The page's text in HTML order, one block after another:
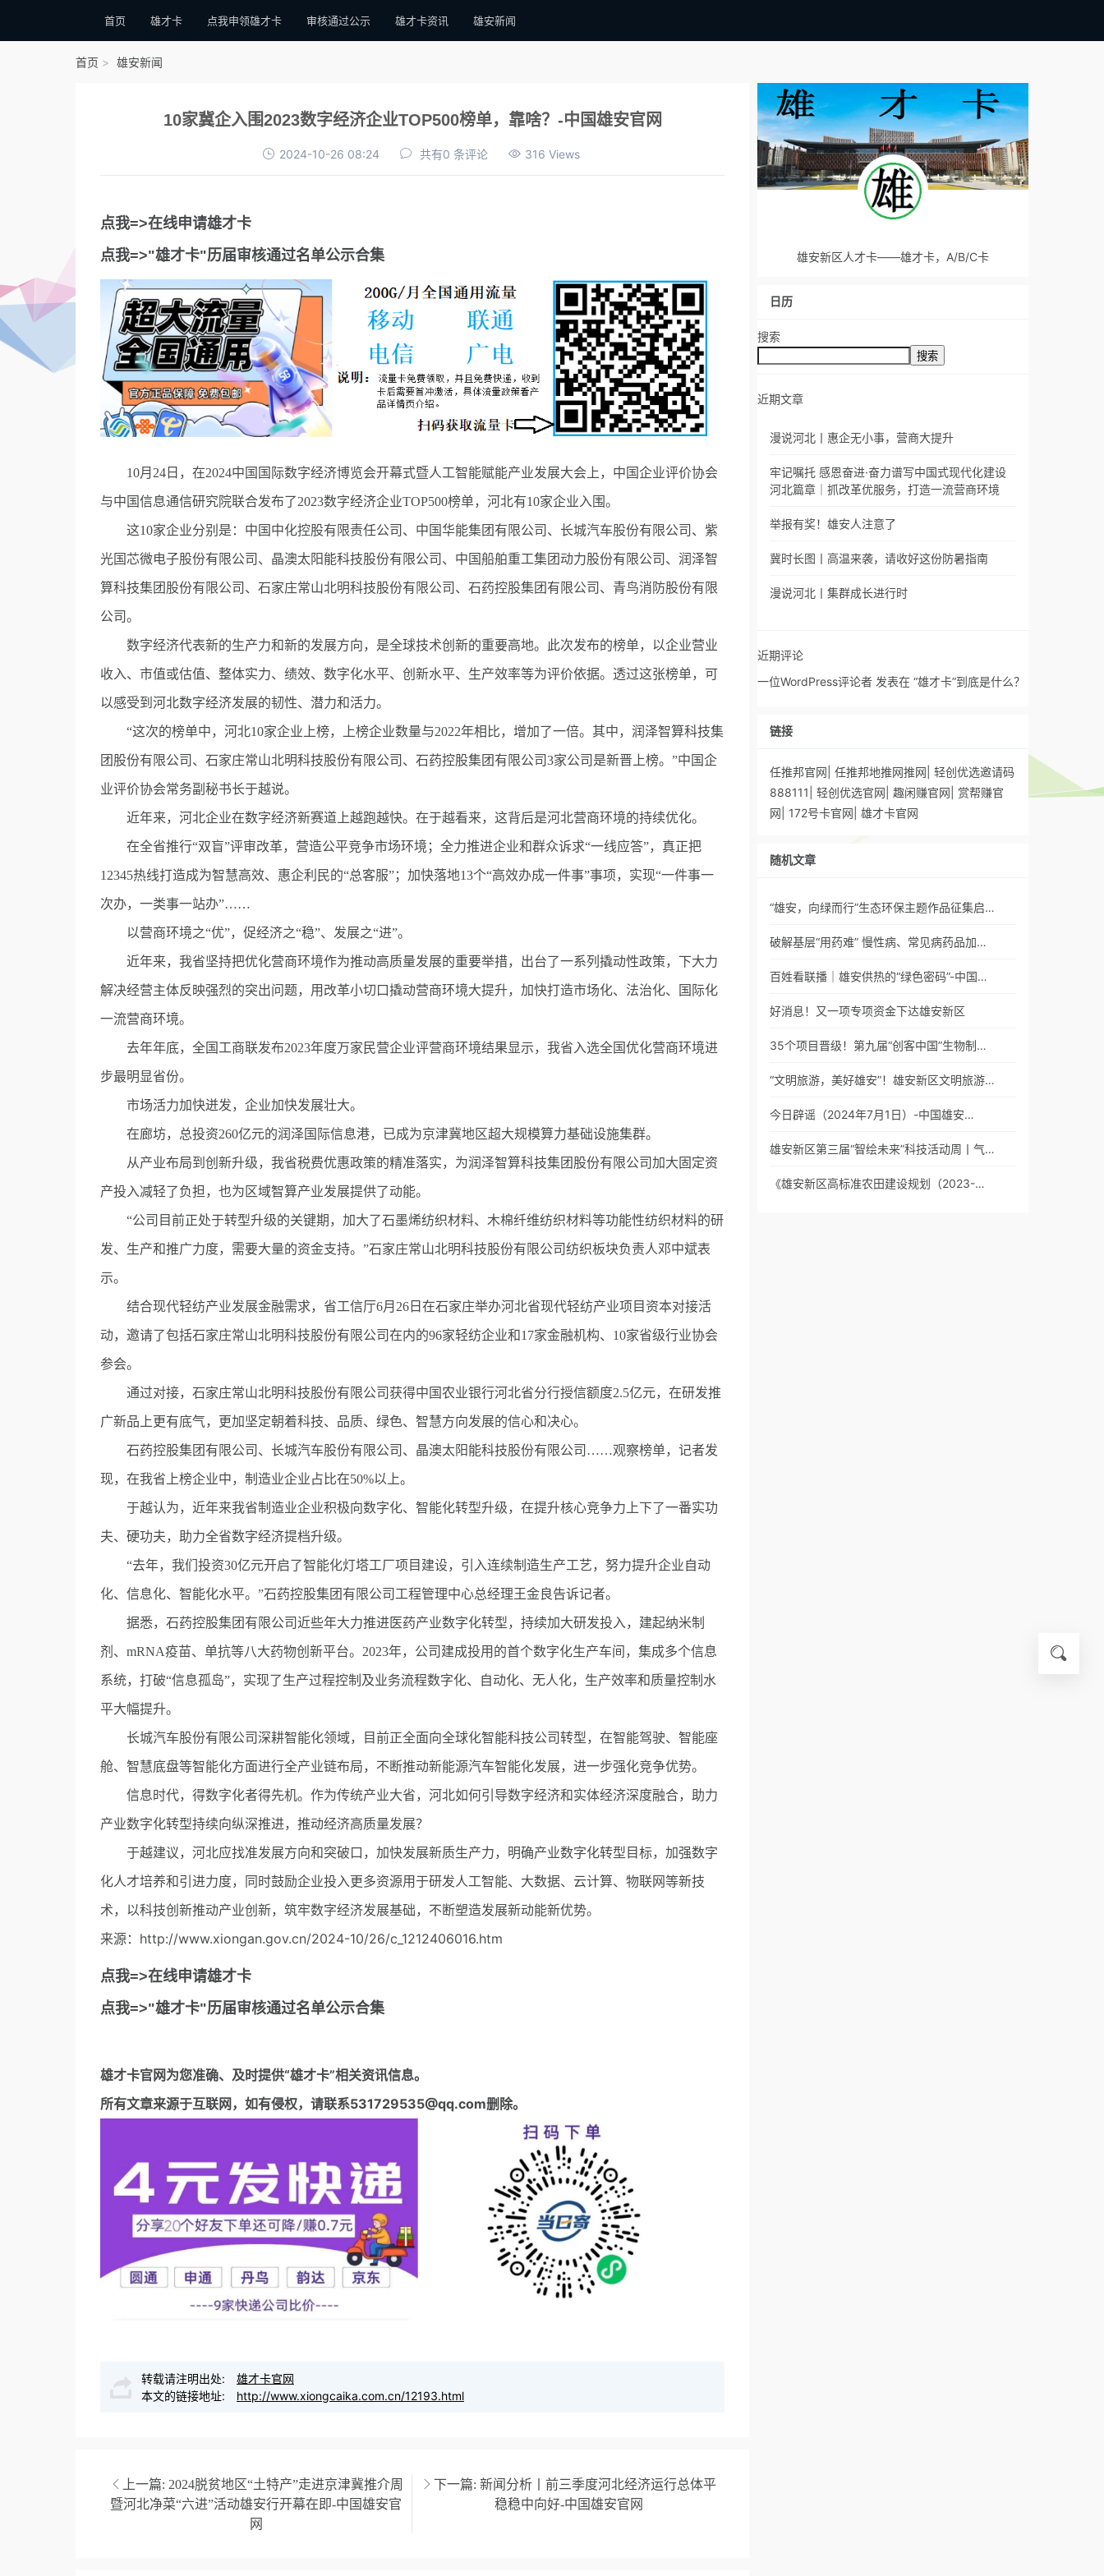
首页 雄才卡 点我申领雄才卡 审核通过公示 雄才卡资讯 雄安新闻
首页 雄安新闻
10家冀企入围2023数字经济企业TOP500榜单，靠啥？-中国雄安官网
2024-10-26 08:24 共有0 条评论 316 Views
点我=>在线申请雄才卡
点我=>"雄才卡"历届审核通过名单公示合集
10月24日，在2024中国国际数字经济博览会开幕式暨人工智能赋能产业发展大会上，中国企业评价协会
与中国信息通信研究院联合发布了2023数字经济企业TOP500榜单，河北有10家企业入围。
这10家企业分别是：中国中化控股有限责任公司、中国华能集团有限公司、长城汽车股份有限公司、紫
光国芯微电子股份有限公司、晶澳太阳能科技股份有限公司、中国船舶重工集团动力股份有限公司、润泽智
算科技集团股份有限公司、石家庄常山北明科技股份有限公司、石药控股集团有限公司、青鸟消防股份有限
公司。
数字经济代表新的生产力和新的发展方向，是全球技术创新的重要高地。此次发布的榜单，以企业营业
收入、市值或估值、整体实力、绩效、数字化水平、创新水平、生产效率等为评价依据。透过这张榜单，可
以感受到河北数字经济发展的韧性、潜力和活力。
“这次的榜单中，河北10家企业上榜，上榜企业数量与2022年相比，增加了一倍。其中，润泽智算科技集
团股份有限公司、石家庄常山北明科技股份有限公司、石药控股集团有限公司3家公司是新晋上榜。”中国企
业评价协会常务副秘书长于越说。
近年来，河北企业在数字经济新赛道上越跑越快。在于越看来，这背后是河北营商环境的持续优化。
在全省推行“双盲”评审改革，营造公平竞争市场环境；全力推进企业和群众诉求“一线应答”，真正把
12345热线打造成为智慧高效、惠企利民的“总客服”；加快落地13个“高效办成一件事”事项，实现“一件事一
次办，一类事一站办”……
以营商环境之“优”，促经济之“稳”、发展之“进”。
近年来，我省坚持把优化营商环境作为推动高质量发展的重要举措，出台了一系列撬动性政策，下大力
解决经营主体反映强烈的突出问题，用改革小切口撬动营商环境大提升，加快打造市场化、法治化、国际化
一流营商环境。
去年年底，全国工商联发布2023年度万家民营企业评营商环境结果显示，我省入选全国优化营商环境进
步最明显省份。
市场活力加快迸发，企业加快发展壮大。
在廊坊，总投资260亿元的润泽国际信息港，已成为京津冀地区超大规模算力基础设施集群。
从产业布局到创新升级，我省税费优惠政策的精准落实，为润泽智算科技集团股份有限公司加大固定资
产投入减轻了负担，也为区域智算产业发展提供了动能。
“公司目前正处于转型升级的关键期，加大了石墨烯纺织材料、木棉纤维纺织材料等功能性纺织材料的研
发、生产和推广力度，需要大量的资金支持。”石家庄常山北明科技股份有限公司纺织板块负责人邓中斌表
示。
结合现代轻纺产业发展金融需求，省工信厅6月26日在石家庄举办河北省现代轻纺产业项目资本对接活
动，邀请了包括石家庄常山北明科技股份有限公司在内的96家轻纺企业和17家金融机构、10家省级行业协会
参会。
通过对接，石家庄常山北明科技股份有限公司获得中国农业银行河北省分行授信额度2.5亿元，在研发推
广新品上更有底气，更加坚定朝着科技、品质、绿色、智慧方向发展的信心和决心。
石药控股集团有限公司、长城汽车股份有限公司、晶澳太阳能科技股份有限公司……观察榜单，记者发
现，在我省上榜企业中，制造业企业占比在50%以上。
于越认为，近年来我省制造业企业积极向数字化、智能化转型升级，在提升核心竞争力上下了一番实功
夫、硬功夫，助力全省数字经济提档升级。
“去年，我们投资30亿元开启了智能化灯塔工厂项目建设，引入连续制造生产工艺，努力提升企业自动
化、信息化、智能化水平。”石药控股集团有限公司工程管理中心总经理王金良告诉记者。
据悉，石药控股集团有限公司近些年大力推进医药产业数字化转型，持续加大研发投入，建起纳米制
剂、mRNA疫苗、单抗等八大药物创新平台。2023年，公司建成投用的首个数字化生产车间，集成多个信息
系统，打破“信息孤岛”，实现了生产过程控制及业务流程数字化、自动化、无人化，生产效率和质量控制水
平大幅提升。
长城汽车股份有限公司深耕智能化领域，目前正全面向全球化智能科技公司转型，在智能驾驶、智能座
舱、智慧底盘等智能化方面进行全产业链布局，不断推动新能源汽车智能化发展，进一步强化竞争优势。
信息时代，得数字化者得先机。作为传统产业大省，河北如何引导数字经济和实体经济深度融合，助力
产业数字化转型持续向纵深推进，推动经济高质量发展？
于越建议，河北应找准发展方向和突破口，加快发展新质生产力，明确产业数字化转型目标，加强数字
化人才培养和引进力度，同时鼓励企业投入更多资源用于研发人工智能、大数据、云计算、物联网等新技
术，以科技创新推动产业创新，筑牢数字经济发展基础，不断塑造发展新动能新优势。
来源：http://www.xiongan.gov.cn/2024-10/26/c_1212406016.htm
点我=>在线申请雄才卡
点我=>"雄才卡"历届审核通过名单公示合集
雄才卡官网为您准确、及时提供“雄才卡”相关资讯信息。
所有文章来源于互联网，如有侵权，请联系531729535@qq.com删除。
转载请注明出处:
雄才卡官网
本文的链接地址:
http://www.xiongcaika.com.cn/12193.html
上一篇: 2024脱贫地区“土特产”走进京津冀推介周
暨河北净菜“六进”活动雄安行开幕在即-中国雄安官
网
下一篇: 新闻分析丨前三季度河北经济运行总体平
稳稳中向好-中国雄安官网
雄安新区人才卡——雄才卡，A/B/C卡
日历
搜索
搜索
近期文章
漫说河北丨惠企无小事，营商大提升
牢记嘱托 感恩奋进·奋力谱写中国式现代化建设
河北篇章｜抓改革优服务，打造一流营商环境
举报有奖！雄安人注意了
冀时长图丨高温来袭，请收好这份防暑指南
漫说河北丨集群成长进行时
近期评论
一位WordPress评论者 发表在 “雄才卡”到底是什么？
链接
任推邦官网 任推邦地推网推网 轻创优选邀请码
888111
轻创优选官网 趣闲赚官网
赏帮赚官
网
172号卡官网 雄才卡官网
随机文章
“雄安，向绿而行”生态环保主题作品征集启…
破解基层“用药难” 慢性病、常见病药品加…
百姓看联播｜雄安供热的“绿色密码”-中国…
好消息！又一项专项资金下达雄安新区
35个项目晋级！第九届“创客中国”生物制…
“文明旅游，美好雄安”！雄安新区文明旅游…
今日辟谣（2024年7月1日）-中国雄安…
雄安新区第三届“智绘未来”科技活动周丨气…
《雄安新区高标准农田建设规划（2023-…